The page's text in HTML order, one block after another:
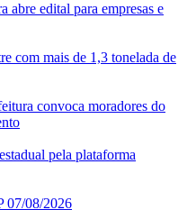
abre edital para empresas e
com mais de 1,3 tonelada de
convoca moradores do
pela plataforma
08/2026